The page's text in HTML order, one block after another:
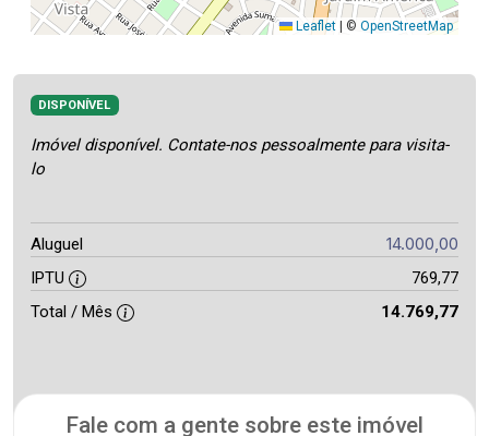
Leaflet | © OpenStreetMap
DISPONÍVEL
Imóvel disponível. Contate-nos pessoalmente para visita-
lo
Aluguel 14.000,00
IPTU
769,77
Total / Mês
14.769,77
Fale com a gente sobre este imóvel